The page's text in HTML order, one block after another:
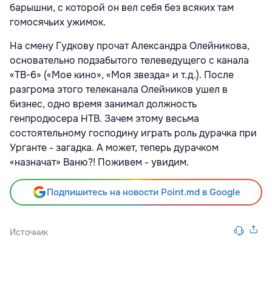
барышни, с которой он вел себя без всяких там
гомосячьих ужимок.
На смену Гудкову прочат Александра Олейникова,
основательно подзабытого телеведущего с канала
«ТВ-6» («Мое кино», «Моя звезда» и т.д.). После
разгрома этого телеканала Олейников ушел в
бизнес, одно время занимал должность
генпродюсера НТВ. Зачем этому весьма
состоятельному господину играть роль дурачка при
Урганте - загадка. А может, теперь дурачком
«назначат» Ваню?! Поживем - увидим.
Подпишитесь на новости Point.md в Google
Источник